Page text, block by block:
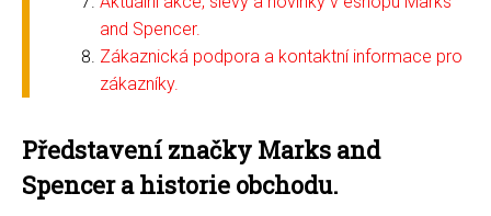
and Spencer.
Zákaznická podpora a kontaktní informace pro
zákazníky.
Představení značky Marks and
Spencer a historie obchodu.